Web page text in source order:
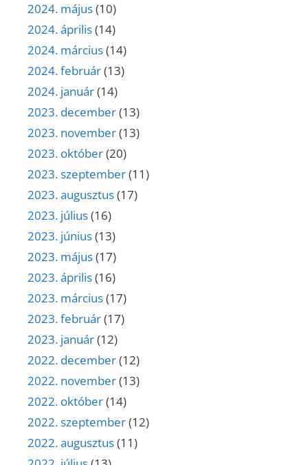
2024. május(10)
2024. április(14)
2024. március(14)
2024. február(13)
2024. január(14)
2023. december(13)
2023. november(13)
2023. október(20)
2023. szeptember(11)
2023. augusztus(17)
2023. július(16)
2023. június(13)
2023. május(17)
2023. április(16)
2023. március(17)
2023. február(17)
2023. január(12)
2022. december(12)
2022. november(13)
2022. október(14)
2022. szeptember(12)
2022. augusztus(11)